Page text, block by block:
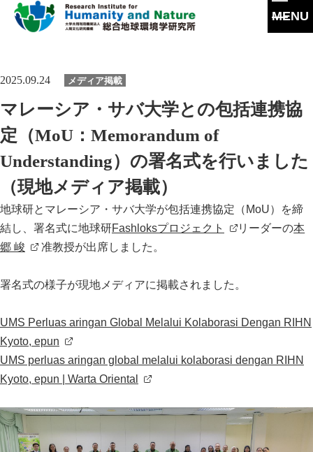
ス
ッ
MENU
研究所概要
所長挨拶
理念・達成目標
運営体制・方針
社会連携
沿革
情報公開
施設紹介
研究活動
研究体制・研究の流れ
研究一覧
スタッフ一覧
過去の研究
研究成果一覧
最新論文
共同利用
共同利用
実験施設
大学院教育
お問い合わせ
イ
内
English
2025.09.24 メディア掲載
マレーシア・サバ大学との包括連携協
定（MoU：Memorandum of
Understanding）の署名式を行いました
（現地メディア掲載）
地球研とマレーシア・サバ大学が包括連携協定（MoU）を締
結し、署名式に地球研Fashloksプロジェクト リーダーの本
郷 峻
准教授が出席しました。
署名式の様子が現地メディアに掲載されました。
UMS Perluas aringan Global Melalui Kolaborasi Dengan RIHN
Kyoto, epun
UMS perluas aringan global melalui kolaborasi dengan RIHN
Kyoto, epun | Warta Oriental